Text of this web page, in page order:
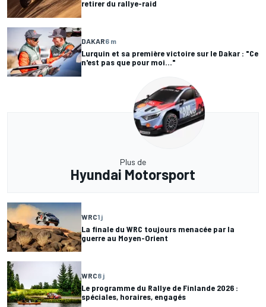
retirer du rallye-raid
DAKAR6 m
Lurquin et sa première victoire sur le Dakar : "Ce
n'est pas que pour moi..."
Plus de
Hyundai Motorsport
WRC1 j
La finale du WRC toujours menacée par la
guerre au Moyen-Orient
WRC8 j
Le programme du Rallye de Finlande 2026 :
spéciales, horaires, engagés